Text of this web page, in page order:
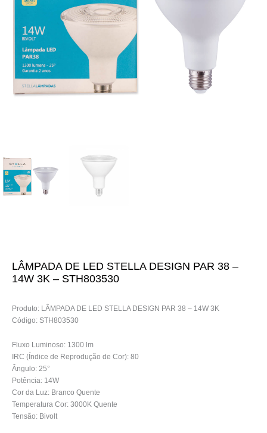
LÂMPADA DE LED STELLA DESIGN PAR 38 –
14W 3K – STH803530
Produto: LÂMPADA DE LED STELLA DESIGN PAR 38 – 14W 3K
Código: STH803530
Fluxo Luminoso: 1300 lm
IRC (Índice de Reprodução de Cor): 80
Ângulo: 25°
Potência: 14W
Cor da Luz: Branco Quente
Temperatura Cor: 3000K Quente
Tensão: Bivolt